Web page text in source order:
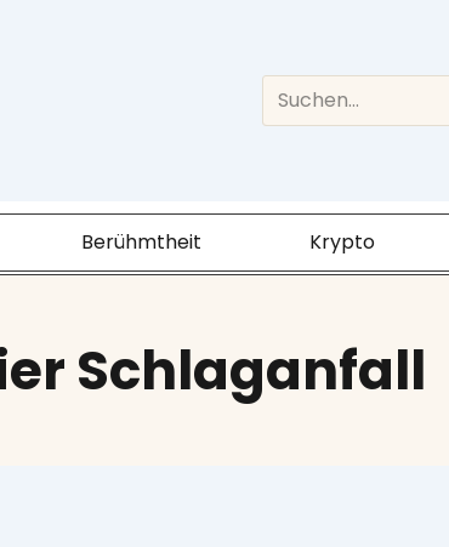
Berühmtheit Krypto
Schlaganfall